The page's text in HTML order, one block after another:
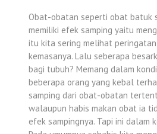
Obat-obatan seperti obat batuk
memiliki efek samping yaitu
itu kita sering melihat
kemasanya. Lalu seberapa
bagi tubuh? Memang dalam
beberapa orang yang kebal
samping dari obat-obatan
walaupun habis makan obat ia
efek sampingnya. Tapi ini dalam